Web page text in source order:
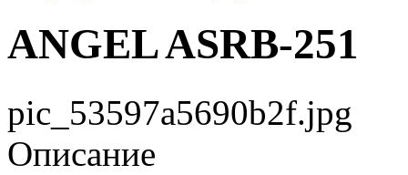
ANGEL ASRB-251
pic_53597a5690b2f.jpg
Описание